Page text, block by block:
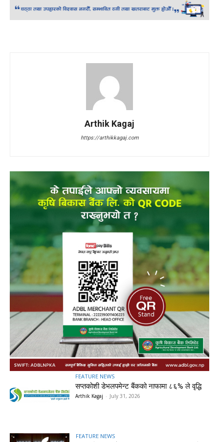
Arthik Kagaj
https://arthikkagaj.com
FEATURE NEWS
सप्तकोशी डेभलपमेन्ट बैंकको नाफामा ८६% ले वृद्धि
Arthik Kagaj - July 31, 2026
FEATURE NEWS